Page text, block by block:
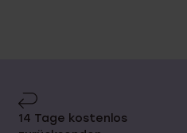
14 Tage kostenlos